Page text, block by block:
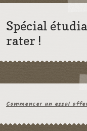
Spécial
rater !
Commencer un essai